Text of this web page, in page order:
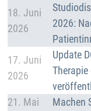
Details
18. Juni
2026
2026:
Details
17. Juni
2026
Update
Details
21. Mai
Machen